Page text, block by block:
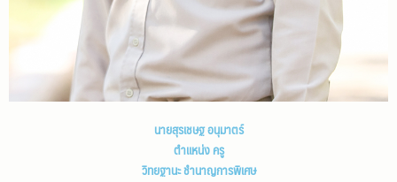
นายสุรเชษฐ อนุมาตร์
ตำแหน่ง ครู
วิทยฐานะ ชำนาญการพิเศษ